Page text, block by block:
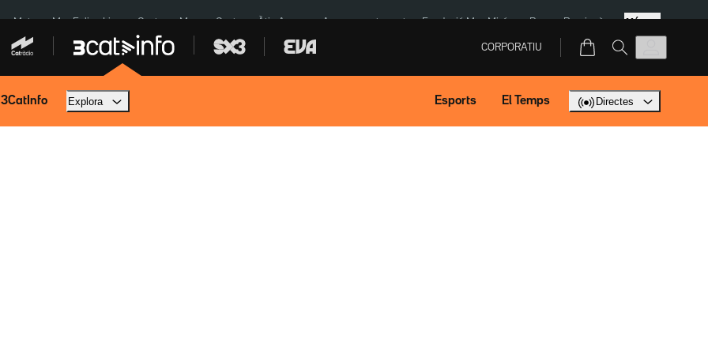
a Meta Mor Felipe Lipe Ceuta Menors Ceuta Àtic Ayuso Aparcament agost Fundació Mas Miró eBay Perpinyà Més
CORPORATIU
3CatInfo Explora Esports El Temps Directes